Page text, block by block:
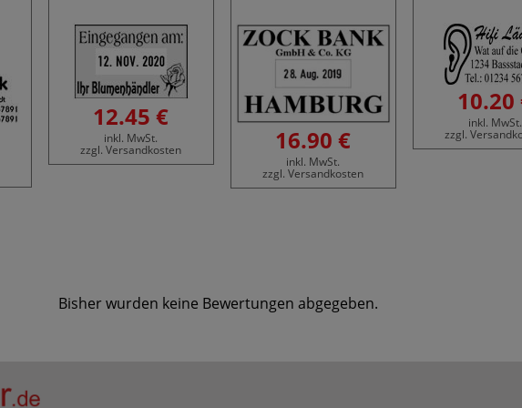
12.45 €
inkl. MwSt.
zzgl. Versandkosten 16.90 €
inkl. MwSt.
zzgl. Versandkosten
10.20
inkl. MwSt.
zzgl.
Bisher wurden keine Bewertungen abgegeben.